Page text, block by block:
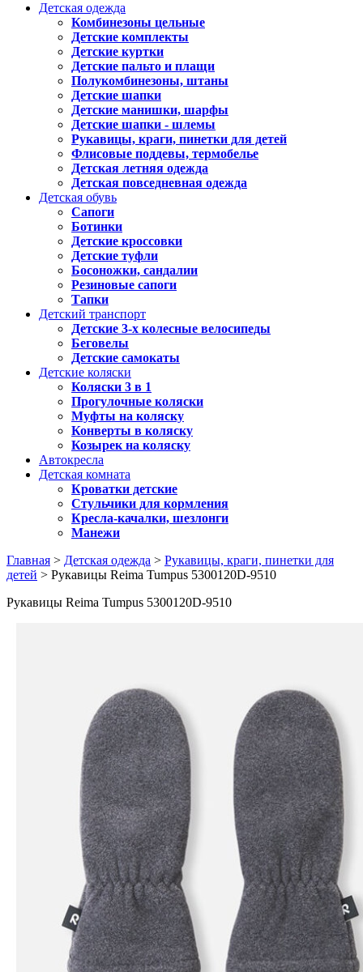
Детская одежда
Комбинезоны цельные
Детские комплекты
Детские куртки
Детские пальто и плащи
Полукомбинезоны, штаны
Детские шапки
Детские манишки, шарфы
Детские шапки - шлемы
Рукавицы, краги, пинетки для детей
Флисовые поддевы, термобелье
Детская летняя одежда
Детская повседневная одежда
Детская обувь
Сапоги
Ботинки
Детские кроссовки
Детские туфли
Босоножки, сандалии
Резиновые сапоги
Тапки
Детский транспорт
Детские 3-х колесные велосипеды
Беговелы
Детские самокаты
Детские коляски
Коляски 3 в 1
Прогулочные коляски
Муфты на коляску
Конверты в коляску
Козырек на коляску
Автокресла
Детская комната
Кроватки детские
Стульчики для кормления
Кресла-качалки, шезлонги
Манежи
Главная > Детская одежда > Рукавицы, краги, пинетки для
детей > Рукавицы Reima Tumpus 5300120D-9510
Рукавицы Reima Tumpus 5300120D-9510